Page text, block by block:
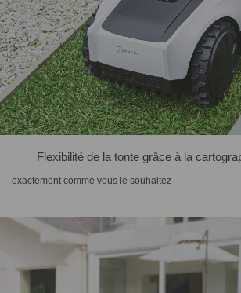
Flexibilité de la tonte grâce à la
exactement comme vous le souhaitez